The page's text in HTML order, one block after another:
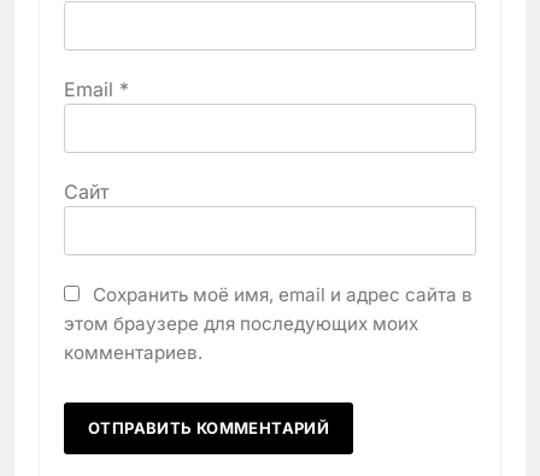
Email *
Сайт
Сохранить моё имя, email и адрес сайта в
этом браузере для последующих моих
комментариев.